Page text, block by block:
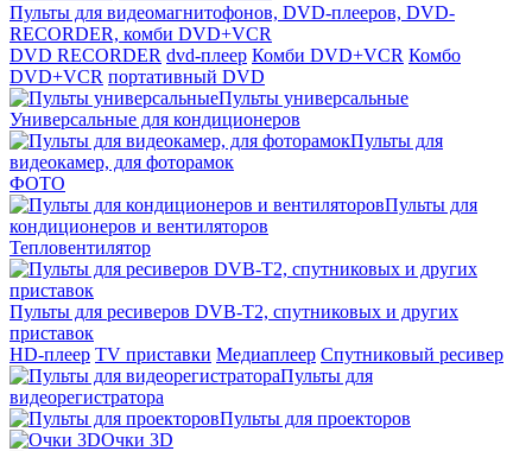
Пульты для видеомагнитофонов, DVD-плееров, DVD-
RECORDER, комби DVD+VCR
DVD RECORDER dvd-плеер Комби DVD+VCR Комбо
DVD+VCR портативный DVD
Пульты универсальные
Универсальные для кондиционеров
Пульты для
видеокамер, для фоторамок
ФОТО
Пульты для
кондиционеров и вентиляторов
Тепловентилятор
Пульты для ресиверов DVB-T2, спутниковых и других
приставок
HD-плеер TV приставки Медиаплеер Спутниковый ресивер
Пульты для
видеорегистратора
Пульты для проекторов
Очки 3D